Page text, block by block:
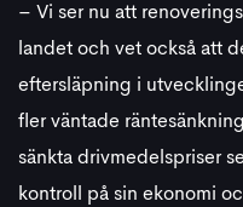
– Vi ser nu att
landet och vet också att
eftersläpning i
fler väntade
sänkta drivmedelspriser
kontroll på sin ekonomi